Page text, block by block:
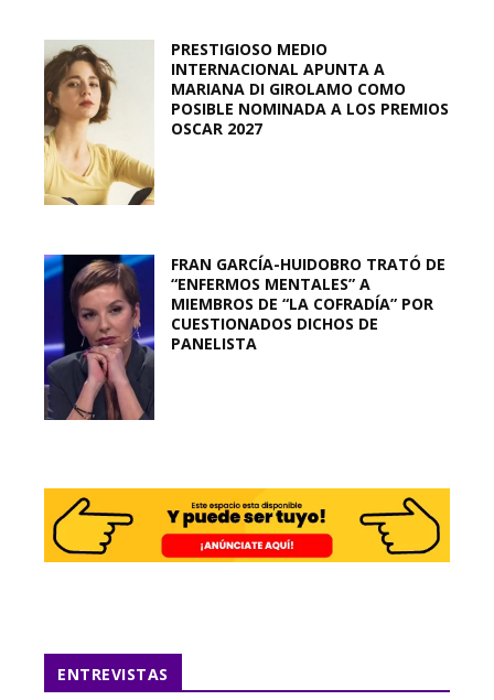
PRESTIGIOSO MEDIO
INTERNACIONAL APUNTA A
MARIANA DI GIROLAMO COMO
POSIBLE NOMINADA A LOS PREMIOS
OSCAR 2027
FRAN GARCÍA-HUIDOBRO TRATÓ DE
“ENFERMOS MENTALES” A
MIEMBROS DE “LA COFRADÍA” POR
CUESTIONADOS DICHOS DE
PANELISTA
ENTREVISTAS